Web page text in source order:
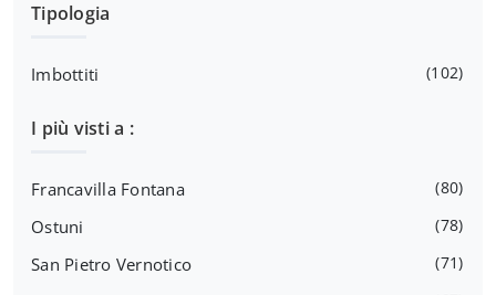
Tipologia
Imbottiti 102
I più visti a :
Francavilla Fontana 80
Ostuni 78
San Pietro Vernotico 71